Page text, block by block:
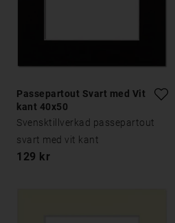
Passepartout Svart med Vit
kant 40x50
Svensktillverkad passepartout
svart med vit kant
129 kr